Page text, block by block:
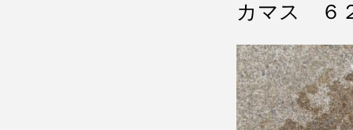
カマス ６